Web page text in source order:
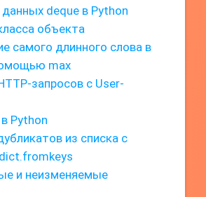
deque в Python
объекта
самого длинного слова в
max
запросов с User-
Python
из списка с
и неизменяемые